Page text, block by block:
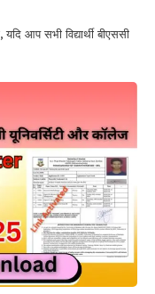
आप सभी विद्यार्थी बीएससी